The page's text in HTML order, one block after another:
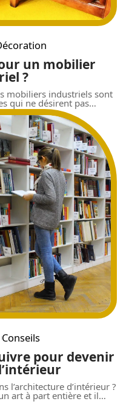
un mobilier
?
mobiliers industriels sont
qui ne désirent pas…
Conseils
pour devenir
l’architecture d’intérieur ?
art à part entière et il…